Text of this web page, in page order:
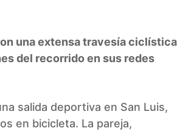
una extensa travesía ciclística
del recorrido en sus redes
salida deportiva en San Luis,
en bicicleta. La pareja,